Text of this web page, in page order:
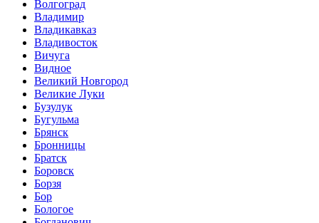
Волгоград
Владимир
Владикавказ
Владивосток
Вичуга
Видное
Великий Новгород
Великие Луки
Бузулук
Бугульма
Брянск
Бронницы
Братск
Боровск
Борзя
Бор
Бологое